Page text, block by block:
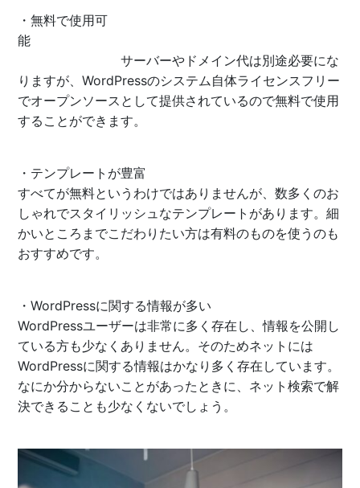
・無料で使用可
能
サーバーやドメイン代は別途必要にな
りますが、WordPressのシステム自体ライセンスフリー
でオープンソースとして提供されているので無料で使用
することができます。
・テンプレートが豊富
すべてが無料というわけではありませんが、数多くのお
しゃれでスタイリッシュなテンプレートがあります。細
かいところまでこだわりたい方は有料のものを使うのも
おすすめです。
・WordPressに関する情報が多い
WordPressユーザーは非常に多く存在し、情報を公開し
ている方も少なくありません。そのためネットには
WordPressに関する情報はかなり多く存在しています。
なにか分からないことがあったときに、ネット検索で解
決できることも少なくないでしょう。